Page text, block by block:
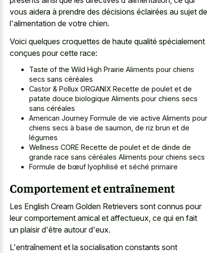
vous aidera à prendre des décisions éclairées au sujet de
l'alimentation de votre chien.
Voici quelques croquettes de haute qualité spécialement
conçues pour cette race:
Taste of the Wild High Prairie Aliments pour chiens
secs sans céréales
Castor & Pollux ORGANIX Recette de poulet et de
patate douce biologique Aliments pour chiens secs
sans céréales
American Journey Formule de vie active Aliments pour
chiens secs à base de saumon, de riz brun et de
légumes
Wellness CORE Recette de poulet et de dinde de
grande race sans céréales Aliments pour chiens secs
Formule de bœuf lyophilisé et séché primaire
Comportement et entraînement
Les English Cream Golden Retrievers sont connus pour
leur comportement amical et affectueux, ce qui en fait
un plaisir d'être autour d'eux.
L'entraînement et la socialisation constants sont